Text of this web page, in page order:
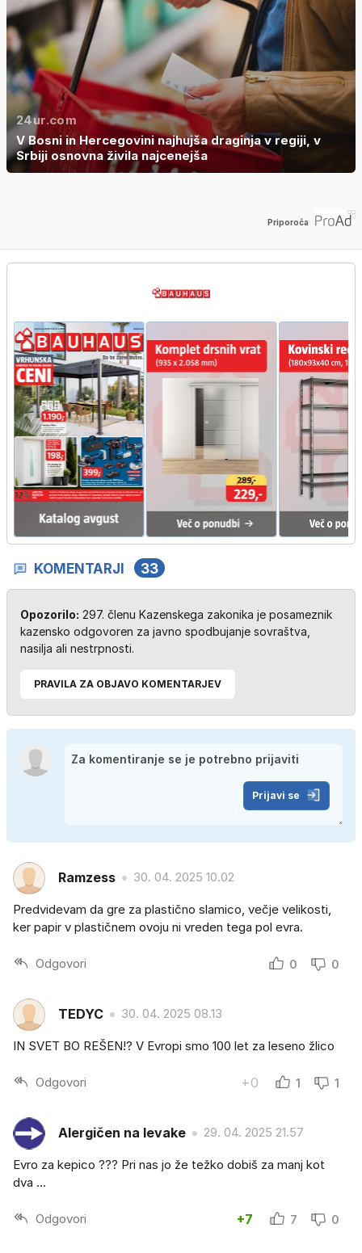
24ur.com
V Bosni in Hercegovini najhujša draginja v regiji, v
Srbiji osnovna živila najcenejša
Priporoča
KOMENTARJI 33
Opozorilo: 297. členu Kazenskega zakonika je posameznik
kazensko odgovoren za javno spodbujanje sovraštva,
nasilja ali nestrpnosti.
PRAVILA ZA OBJAVO KOMENTARJEV
Prijavi se
Ramzess 30. 04. 2025 10.02
Predvidevam da gre za plastično slamico, večje velikosti,
ker papir v plastičnem ovoju ni vreden tega pol evra.
Odgovori 0 0
TEDYC 30. 04. 2025 08.13
IN SVET BO REŠEN!? V Evropi smo 100 let za leseno žlico
Odgovori +0 1 1
Alergičen na levake 29. 04. 2025 21.57
Evro za kepico ??? Pri nas jo že težko dobiš za manj kot
dva ...
Odgovori +7 7 0